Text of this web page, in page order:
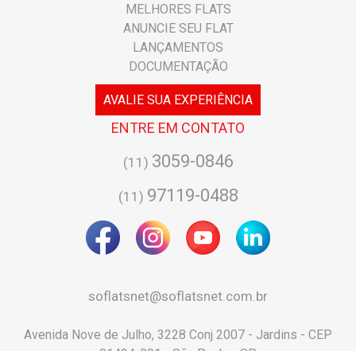
MELHORES FLATS
ANUNCIE SEU FLAT
LANÇAMENTOS
DOCUMENTAÇÃO
AVALIE SUA EXPERIÊNCIA
ENTRE EM CONTATO
(11) 3059-0846
(11) 97119-0488
soflatsnet@soflatsnet.com.br
Avenida Nove de Julho, 3228 Conj 2007 - Jardins - CEP